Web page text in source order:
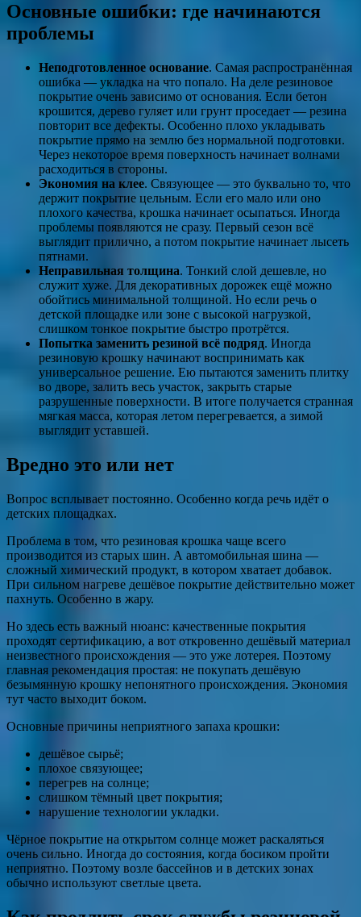
Основные ошибки: где начинаются
проблемы
Неподготовленное основание. Самая распространённая
ошибка — укладка на что попало. На деле резиновое
покрытие очень зависимо от основания. Если бетон
крошится, дерево гуляет или грунт проседает — резина
повторит все дефекты. Особенно плохо укладывать
покрытие прямо на землю без нормальной подготовки.
Через некоторое время поверхность начинает волнами
расходиться в стороны.
Экономия на клее. Связующее — это буквально то, что
держит покрытие цельным. Если его мало или оно
плохого качества, крошка начинает осыпаться. Иногда
проблемы появляются не сразу. Первый сезон всё
выглядит прилично, а потом покрытие начинает лысеть
пятнами.
Неправильная толщина. Тонкий слой дешевле, но
служит хуже. Для декоративных дорожек ещё можно
обойтись минимальной толщиной. Но если речь о
детской площадке или зоне с высокой нагрузкой,
слишком тонкое покрытие быстро протрётся.
Попытка заменить резиной всё подряд. Иногда
резиновую крошку начинают воспринимать как
универсальное решение. Ею пытаются заменить плитку
во дворе, залить весь участок, закрыть старые
разрушенные поверхности. В итоге получается странная
мягкая масса, которая летом перегревается, а зимой
выглядит уставшей.
Вредно это или нет
Вопрос всплывает постоянно. Особенно когда речь идёт о
детских площадках.
Проблема в том, что резиновая крошка чаще всего
производится из старых шин. А автомобильная шина —
сложный химический продукт, в котором хватает добавок.
При сильном нагреве дешёвое покрытие действительно может
пахнуть. Особенно в жару.
Но здесь есть важный нюанс: качественные покрытия
проходят сертификацию, а вот откровенно дешёвый материал
неизвестного происхождения — это уже лотерея. Поэтому
главная рекомендация простая: не покупать дешёвую
безымянную крошку непонятного происхождения. Экономия
тут часто выходит боком.
Основные причины неприятного запаха крошки:
дешёвое сырьё;
плохое связующее;
перегрев на солнце;
слишком тёмный цвет покрытия;
нарушение технологии укладки.
Чёрное покрытие на открытом солнце может раскаляться
очень сильно. Иногда до состояния, когда босиком пройти
неприятно. Поэтому возле бассейнов и в детских зонах
обычно используют светлые цвета.